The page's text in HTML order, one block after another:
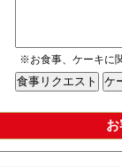
※お食事、ケーキに